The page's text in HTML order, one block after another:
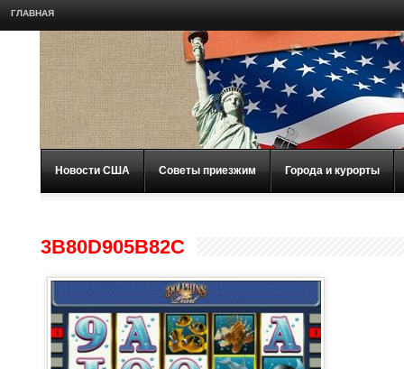
ГЛАВНАЯ
Новости США Советы приезжим Города и курорты
3B80D905B82C